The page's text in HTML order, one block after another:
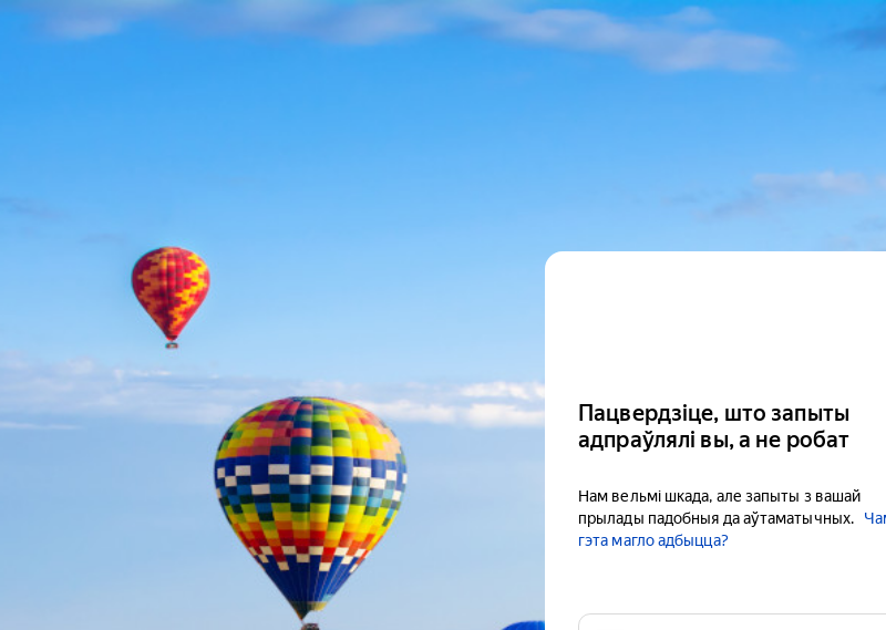
Пацвердзіце, што запыты
адпраўлялі вы, а не робат
Нам вельмі шкада, але запыты з вашай
прылады падобныя да аўтаматычных.
гэта магло адбыцца?